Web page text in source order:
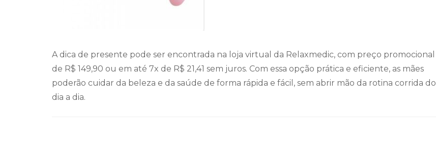
A dica de presente pode ser encontrada na loja virtual da Relaxmedic, com preço promocional
de R$ 149,90 ou em até 7x de R$ 21,41 sem juros. Com essa opção prática e eficiente, as mães
poderão cuidar da beleza e da saúde de forma rápida e fácil, sem abrir mão da rotina corrida do
dia a dia.